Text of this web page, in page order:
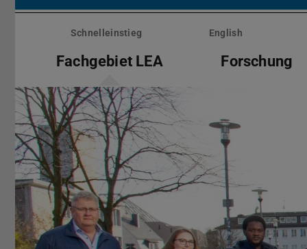
Menü
überspringenSchnelleinstieg English
Fachgebiet LEA Forschung